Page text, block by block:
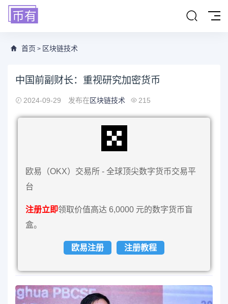
首页 > 区块链技术
中国前副财长：重视研究加密货币
2024-09-29 发布在区块链技术 215
欧易（OKX）交易所 - 全球顶尖数字货币交易平
台
注册立即领取价值高达 6,0000 元的数字货币盲
盒。
欧易注册 注册教程